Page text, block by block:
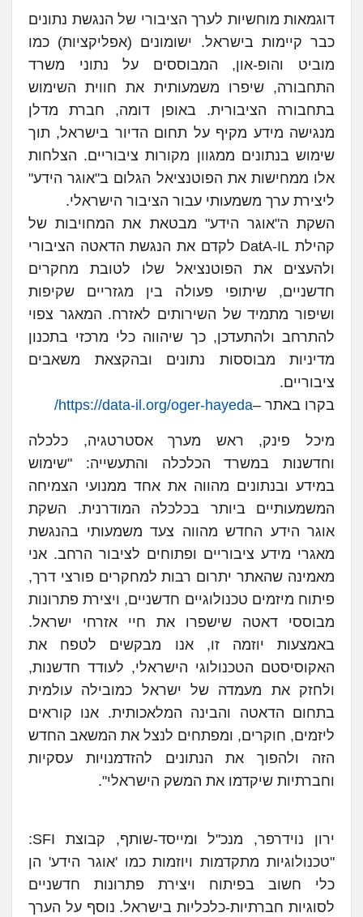
דוגמאות מוחשיות לערך הציבורי של הנגשת נתונים
כבר קיימות בישראל. ישומונים (אפליקציות) כמו
מוביט והופ-און, המבוססים על נתוני משרד
התחבורה, שיפרו משמעותית את חווית השימוש
בתחבורה הציבורית. באופן דומה, חברת מדלן
מנגישה מידע מקיף על תחום הדיור בישראל, תוך
שימוש בנתונים ממגוון מקורות ציבוריים. הצלחות
אלו ממחישות את הפוטנציאל הגלום ב"אוגר הידע"
ליצירת ערך משמעותי עבור הציבור הישראלי.
השקת ה"אוגר הידע" מבטאת את המחויבות של
קהילת DatA-IL לקדם את הנגשת הדאטה הציבורי
ולהעצים את הפוטנציאל שלו לטובת מחקרים
חדשניים, שיתופי פעולה בין מגזריים שקיפות
ושיפור מתמיד של השירותים לאזרח. המאגר צפוי
להתרחב ולהתעדכן, כך שיהווה כלי מרכזי בתכנון
מדיניות מבוססות נתונים ובהקצאת משאבים
ציבוריים.
בקרו באתר –https://data-il.org/oger-hayeda/
מיכל פינק, ראש מערך אסטרטגיה, כלכלה
וחדשנות במשרד הכלכלה והתעשייה: "שימוש
במידע ובנתונים מהווה את אחד ממנועי הצמיחה
המשמעותיים ביותר בכלכלה המודרנית. השקת
אוגר הידע החדש מהווה צעד משמעותי בהנגשת
מאגרי מידע ציבוריים ופתוחים לציבור הרחב. אני
מאמינה שהאתר יתרום רבות למחקרים פורצי דרך,
פיתוח מיזמים טכנולוגיים חדשניים, ויצירת פתרונות
מבוססי דאטה שישפרו את חיי אזרחי ישראל.
באמצעות יוזמה זו, אנו מבקשים לטפח את
האקוסיסטם הטכנולוגי הישראלי, לעודד חדשנות,
ולחזק את מעמדה של ישראל כמובילה עולמית
בתחום הדאטה והבינה המלאכותית. אנו קוראים
ליזמים, חוקרים, ומפתחים לנצל את המשאב החדש
הזה ולהפוך את הנתונים להזדמנויות עסקיות
וחברתיות שיקדמו את המשק הישראלי".
ירון נוידרפר, מנכ"ל ומייסד-שותף, קבוצת SFI:
"טכנולוגיות מתקדמות ויוזמות כמו 'אוגר הידע' הן
כלי חשוב בפיתוח ויצירת פתרונות חדשניים
לסוגיות חברתיות-כלכליות בישראל. נוסף על הערך